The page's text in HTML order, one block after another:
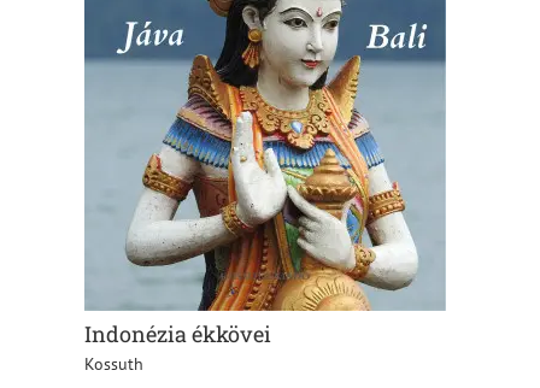
Indonézia ékkövei
Kossuth